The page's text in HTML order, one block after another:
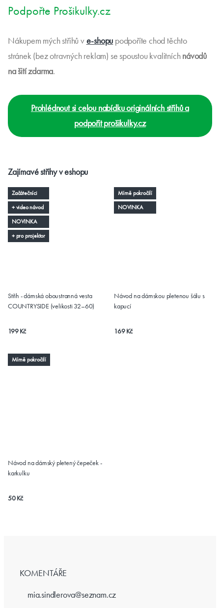
Podpořte Prošikulky.cz
Nákupem mých střihů ve-shopu podpoříte chod těchto
stránek (bez otravných reklam) se spoustou kvalitníchnávodů
na šití zdarma.
Prohlédnout si celou nabídku originálních střihů a
podpořit prošikulky.cz
Zajímavé střihy v eshopu
Střih - dámská oboustranná vesta
COUNTRYSIDE (velikosti 32–60)
199 Kč
Začátečníci
+ video návod
NOVINKA
+ pro projektor
Návod na dámskou pletenou šálu s
kapucí
169 Kč
Mírně pokročilí
NOVINKA
Návod na dámský pletený čepeček -
karkulku
50 Kč
Mírně pokročilí
KOMENTÁŘE
mia.sindlerova@seznam.cz